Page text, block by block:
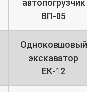
автопогрузчик
ВП-05
Одноковшовый
экскаватор
ЕК-12